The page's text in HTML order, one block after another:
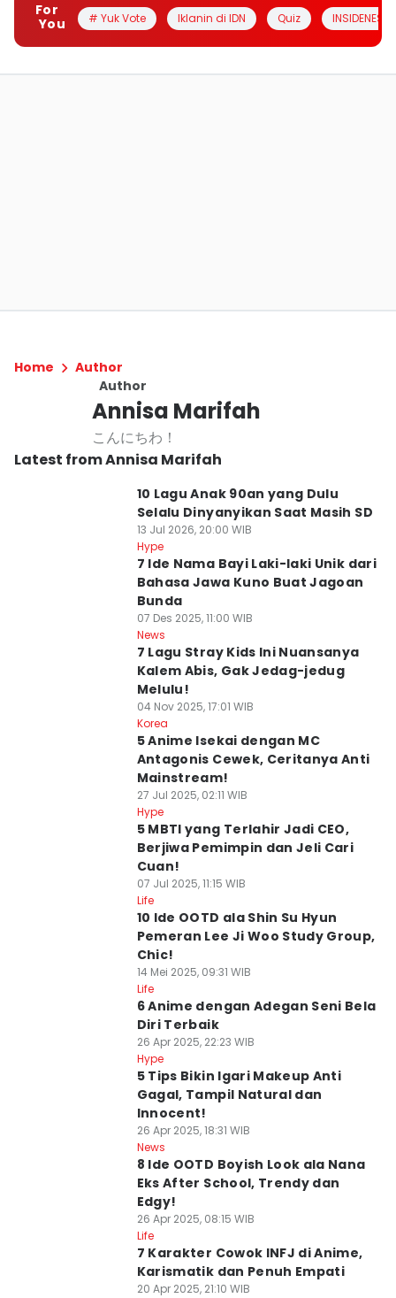
For
You
# Yuk Vote Iklanin di IDN Quiz INSIDENESIA
Home
Author
Author
Annisa Marifah
こんにちわ！
Latest from Annisa Marifah
10 Lagu Anak 90an yang Dulu
Selalu Dinyanyikan Saat Masih SD
13 Jul 2026, 20:00 WIB
Hype
7 Ide Nama Bayi Laki-laki Unik dari
Bahasa Jawa Kuno Buat Jagoan
Bunda
07 Des 2025, 11:00 WIB
News
7 Lagu Stray Kids Ini Nuansanya
Kalem Abis, Gak Jedag-jedug
Melulu!
04 Nov 2025, 17:01 WIB
Korea
5 Anime Isekai dengan MC
Antagonis Cewek, Ceritanya Anti
Mainstream!
27 Jul 2025, 02:11 WIB
Hype
5 MBTI yang Terlahir Jadi CEO,
Berjiwa Pemimpin dan Jeli Cari
Cuan!
07 Jul 2025, 11:15 WIB
Life
10 Ide OOTD ala Shin Su Hyun
Pemeran Lee Ji Woo Study Group,
Chic!
14 Mei 2025, 09:31 WIB
Life
6 Anime dengan Adegan Seni Bela
Diri Terbaik
26 Apr 2025, 22:23 WIB
Hype
5 Tips Bikin Igari Makeup Anti
Gagal, Tampil Natural dan
Innocent!
26 Apr 2025, 18:31 WIB
News
8 Ide OOTD Boyish Look ala Nana
Eks After School, Trendy dan
Edgy!
26 Apr 2025, 08:15 WIB
Life
7 Karakter Cowok INFJ di Anime,
Karismatik dan Penuh Empati
20 Apr 2025, 21:10 WIB